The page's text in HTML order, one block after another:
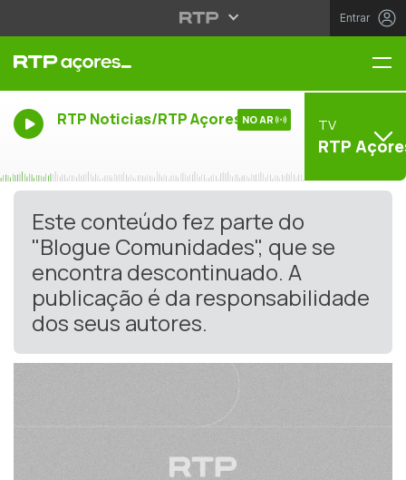
Entrar
RTP Noticias/RTP Açores NO AR TV
RTP
Este conteúdo fez parte do
"Blogue Comunidades", que se
encontra descontinuado. A
publicação é da responsabilidade
dos seus autores.